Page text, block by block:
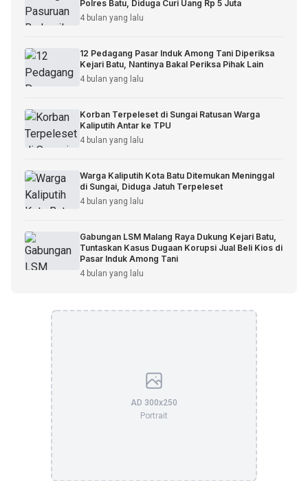
Polres Batu, Diduga Curi Uang Rp 5 Juta
4 bulan yang lalu
12 Pedagang Pasar Induk Among Tani Diperiksa
Kejari Batu, Nantinya Bakal Periksa Pihak Lain
4 bulan yang lalu
Korban Terpeleset di Sungai Ratusan Warga
Kaliputih Antar ke TPU
4 bulan yang lalu
Warga Kaliputih Kota Batu Ditemukan Meninggal
di Sungai, Diduga Jatuh Terpeleset
4 bulan yang lalu
Gabungan LSM Malang Raya Dukung Kejari Batu,
Tuntaskan Kasus Dugaan Korupsi Jual Beli Kios di
Pasar Induk Among Tani
4 bulan yang lalu
AD 300x250
Portrait